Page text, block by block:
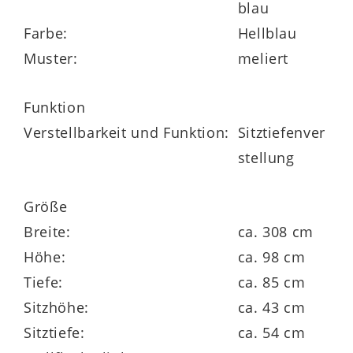
Sitztiefenverstellung
Prinzipiell liegt die Sitztiefe bei ca. 54 cm.
Die hochwertige Eckkombination der
zwei Teilen zusammen: dem
Abschlusselement 67KSL
mit Armlehne
links sowie dem
Abschlusselement 30KSR
mit Armlehne
rechts.
blau
Farbe:
Hellblau
Muster:
meliert
Funktion
Verstellbarkeit und Funktion: Sitztiefenver
stellung
Größe
Breite:
ca. 308 cm
Höhe:
ca. 98 cm
Tiefe:
ca. 85 cm
Sitzhöhe:
ca. 43 cm
Sitztiefe:
ca. 54 cm